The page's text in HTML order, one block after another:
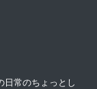
日常のちょっとし